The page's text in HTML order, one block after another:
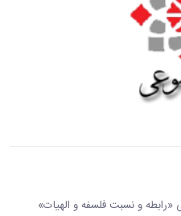
و نسبت فلسفه و الهیات»